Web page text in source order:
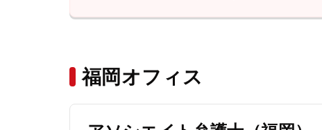
福岡オフィス